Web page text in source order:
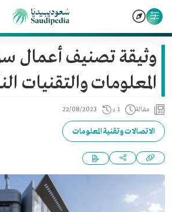
وثيقة تصنيف أعمال
المعلومات والتقنيات
مقالة 1 د 22/08/2023
الاتصالات وتقنية المعلومات